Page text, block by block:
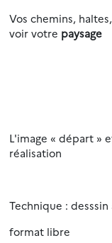
Vos chemins,
voir votre paysage
L'image « départ »
réalisation
Technique :
format libre